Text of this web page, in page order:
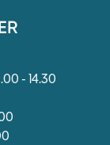
- 14.30